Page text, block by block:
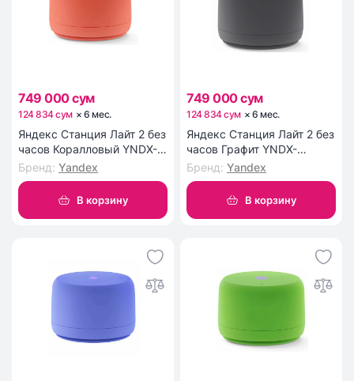
749 000 сум
124 834 сум ×6 мес.
Яндекс Станция Лайт 2 без
часов Коралловый YNDX-
00028ORG
Бренд: Yandex
В корзину
749 000 сум
124 834 сум ×6 мес.
Яндекс Станция Лайт 2 без
часов Графит YNDX-
00028GRY
Бренд: Yandex
В корзину